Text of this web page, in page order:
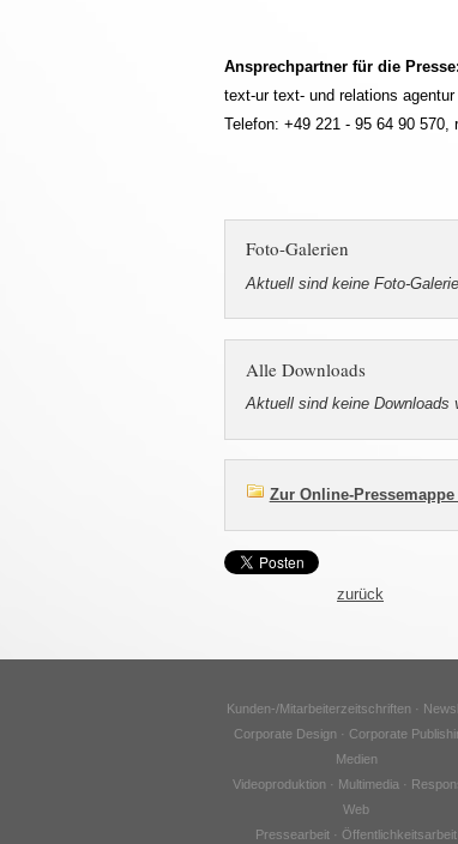
Ansprechpartner für die Presse:
text-ur text- und relations
Telefon: +49 221 - 95 64 90 570,
Foto-Galerien
Aktuell sind keine Foto-
Alle Downloads
Aktuell sind keine Downloads
Zur Online-
zurück
Kunden-/Mitarbeiterzeitschriften ·
Corporate Design · Corporate
Medien
Videoproduktion · Multimedia ·
Web
Pressearbeit · Öffentlichkeitsarbeit